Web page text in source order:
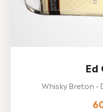
Ed
Whisky Breton -